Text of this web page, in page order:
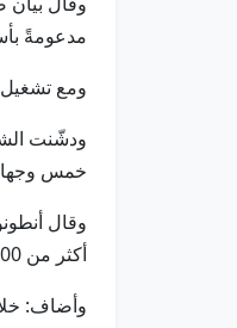
مدعومةً بأسطول طائرات
ومع تشغيل الرحلات بنسبة إشغال تقارب
خمس وجهات موسمية
وقال
أكثر من 300 رحلة يومياً لربط أبوظبي بوجهات أكثر من أي وقت مضى.
وأضاف: